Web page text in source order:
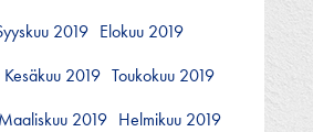
2019 Elokuu 2019
Kesäkuu 2019 Toukokuu 2019
Maaliskuu 2019 Helmikuu 2019